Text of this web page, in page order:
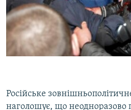
Російське
наголошує, що неодноразово